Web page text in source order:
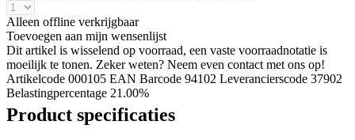
Alleen offline verkrijgbaar
Toevoegen aan mijn wensenlijst
Dit artikel is wisselend op voorraad, een vaste voorraadnotatie is
moeilijk te tonen. Zeker weten? Neem even contact met ons op!
Artikelcode 000105 EAN Barcode 94102 Leverancierscode 37902
Belastingpercentage 21.00%
Product specificaties